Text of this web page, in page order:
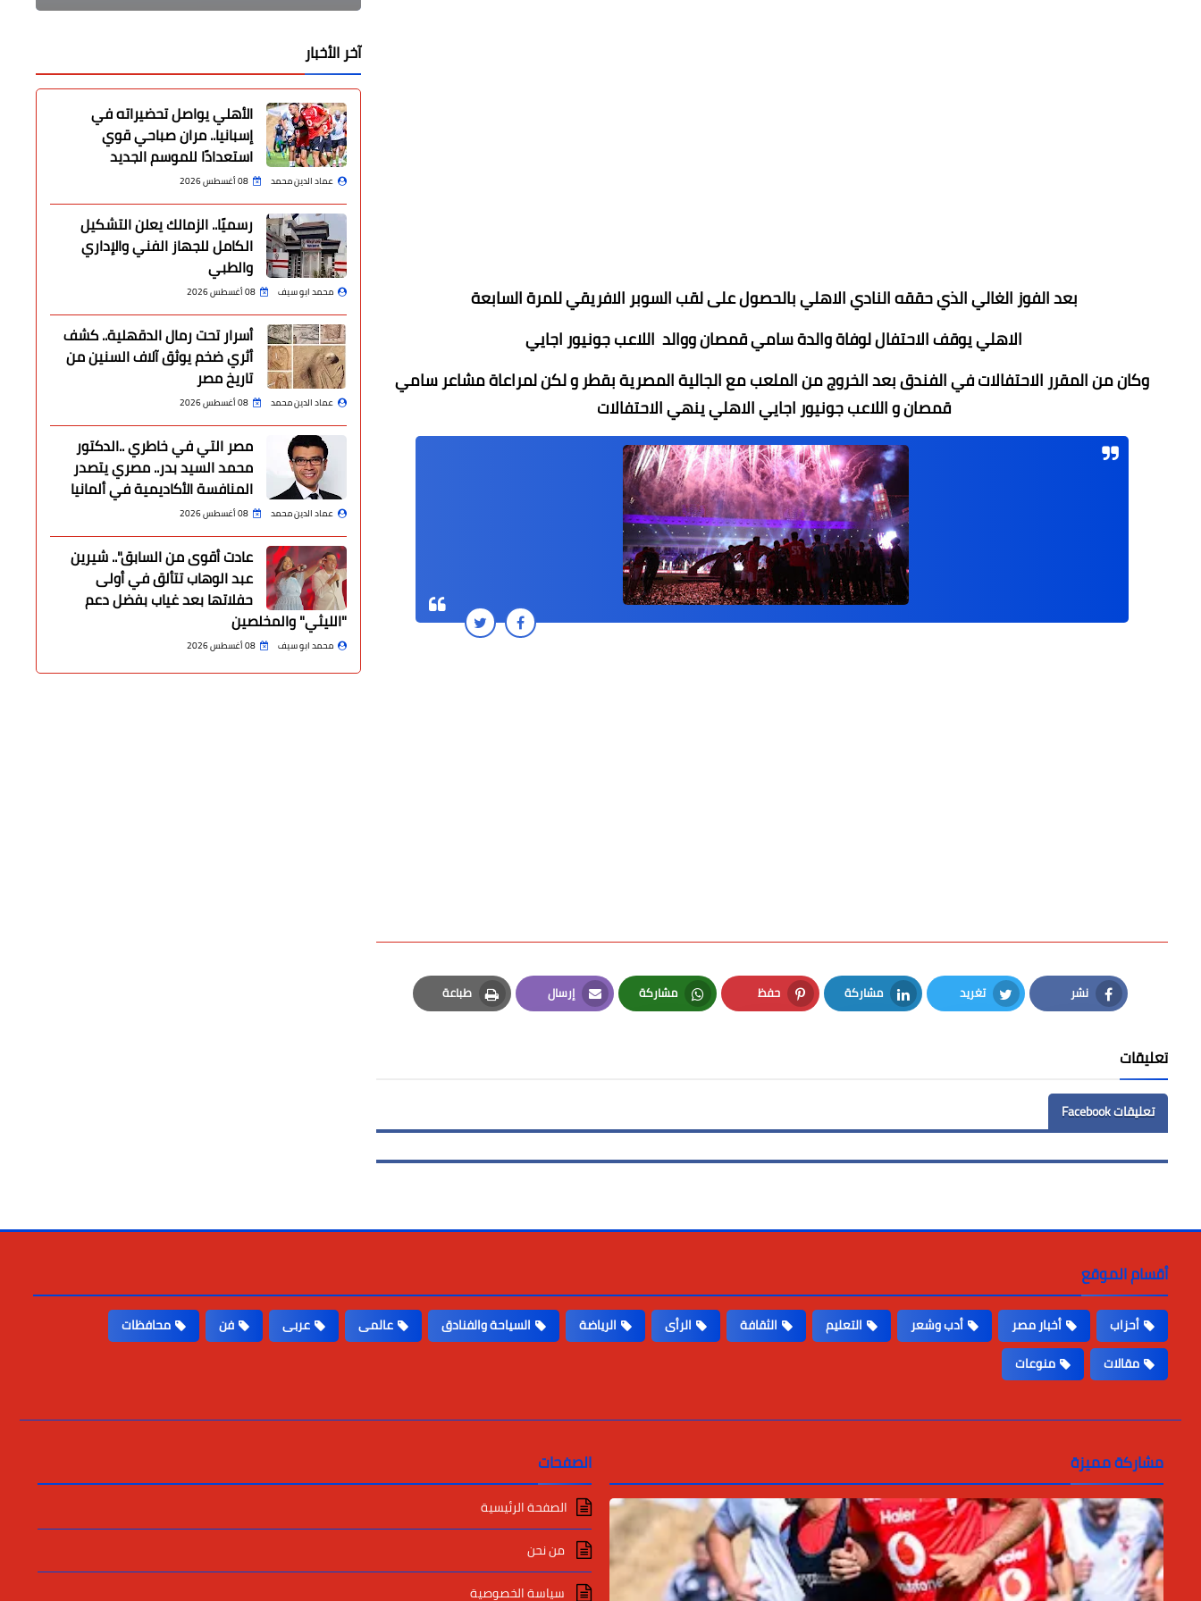
بعد الفوز الغالي الذي حققه النادي الاهلي بالحصول على لقب السوبر الافريقي للمرة السابعة
الاهلي يوقف الاحتفال لوفاة والدة سامي قمصان ووالد اللاعب جونيور اجايي
وكان من المقرر الاحتفالات في الفندق بعد الخروج من الملعب مع الجالية المصرية بقطر و لكن لمراعاة مشاعر سامي
قمصان و اللاعب جونيور اجايي الاهلي ينهي الاحتفالات
نشر
Facebook
تغريد
Twitter
مشاركة
LinkedIn
حفظ
Pinterest
مشاركة
Whatsapp
إرسال
Email
طباعة
Print
تعليقات
تعليقات Facebook
آخر الأخبار
الأهلي يواصل تحضيراته في
إسبانيا.. مران صباحي قوي
استعدادًا للموسم الجديد
عماد الدين محمد 08 أغسطس 2026
رسميًا.. الزمالك يعلن التشكيل
الكامل للجهاز الفني والإداري
والطبي
محمد ابو سيف 08 أغسطس 2026
أسرار تحت رمال الدقهلية.. كشف
أثري ضخم يوثق آلاف السنين من
تاريخ مصر
عماد الدين محمد 08 أغسطس 2026
مصر التي في خاطري ..الدكتور
محمد السيد بدر.. مصري يتصدر
المنافسة الأكاديمية في ألمانيا
عماد الدين محمد 08 أغسطس 2026
عادت أقوى من السابق".. شيرين
عبد الوهاب تتألق في أولى
حفلاتها بعد غياب بفضل دعم
"الليثي" والمخلصين
محمد ابو سيف 08 أغسطس 2026
أقسام الموقع
أحزاب أخبار مصر أدب وشعر التعليم الثقافة الرأى الرياضة السياحة والفنادق عالمى عربى فن
محافظات
مقالات
منوعات
مشاركة مميزة الصفحات
الصفحة الرئيسية
من نحن
سياسة الخصوصية